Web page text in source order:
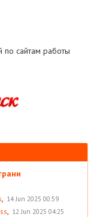
по сайтам работы
14 Jun 2025 00:59
12 Jun 2025 04:25